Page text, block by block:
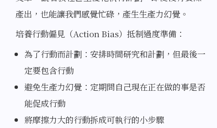
產出，也能讓我們感覺忙碌，產生生產力幻覺。
培養行動偏見（Action Bias）抵制過度準備：
為了行動而計劃：安排時間研究和計劃，但最後一
定要包含行動
避免生產力幻覺：定期問自己現在正在做的事是否
能促成行動
將摩擦力大的行動拆成可執行的小步驟